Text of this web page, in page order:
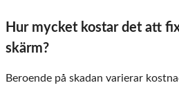
Hur mycket kostar det att
skärm?
Beroende på skadan varierar